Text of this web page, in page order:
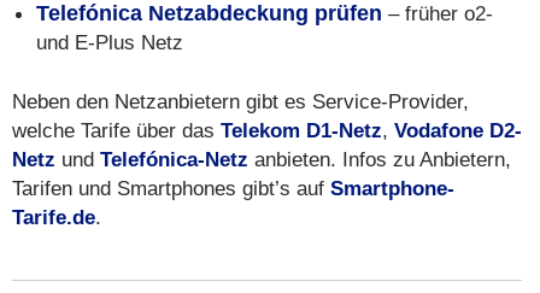
Telefónica Netzabdeckung prüfen – früher o2-
und E-Plus Netz
Neben den Netzanbietern gibt es Service-Provider,
welche Tarife über das Telekom D1-Netz, Vodafone D2-
Netz und Telefónica-Netz anbieten. Infos zu Anbietern,
Tarifen und Smartphones gibt’s auf Smartphone-
Tarife.de.